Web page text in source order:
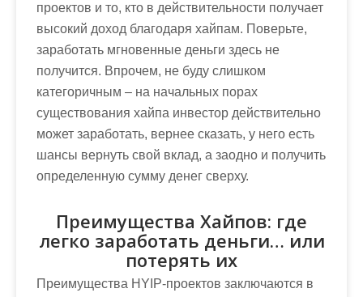
проектов и то, кто в действительности получает
высокий доход благодаря хайпам. Поверьте,
заработать мгновенные деньги здесь не
получится. Впрочем, не буду слишком
категоричным – на начальных порах
существования хайпа инвестор действительно
может заработать, вернее сказать, у него есть
шансы вернуть свой вклад, а заодно и получить
определенную сумму денег сверху.
Преимущества Хайпов: где
легко заработать деньги… или
потерять их
Преимущества HYIP-проектов заключаются в